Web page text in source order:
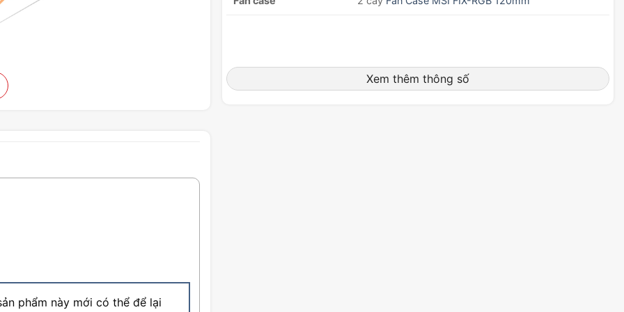
cầu giải trí cơ bản như: Lướt web,
miễn phí lắp ráp, vận chuyển,
được sử dụng sản phẩm chính
phẩm này mới có thể để lại
Xem thêm thông số